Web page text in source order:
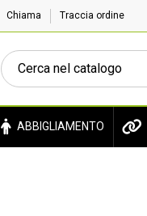
Chiama Traccia ordine
ABBIGLIAMENTO